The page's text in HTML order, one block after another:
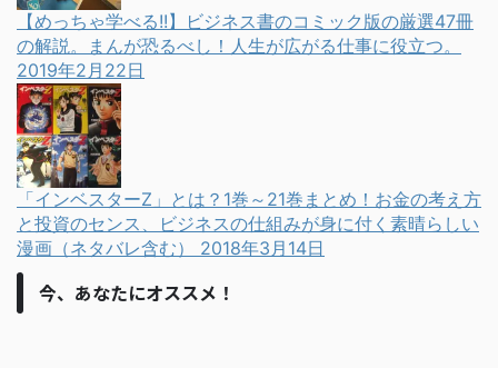
【めっちゃ学べる!!】ビジネス書のコミック版の厳選47冊
の解説。まんが恐るべし！人生が広がる仕事に役立つ。
2019年2月22日
「インベスターZ」とは？1巻～21巻まとめ！お金の考え方
と投資のセンス、ビジネスの仕組みが身に付く素晴らしい
漫画（ネタバレ含む） 2018年3月14日
今、あなたにオススメ！